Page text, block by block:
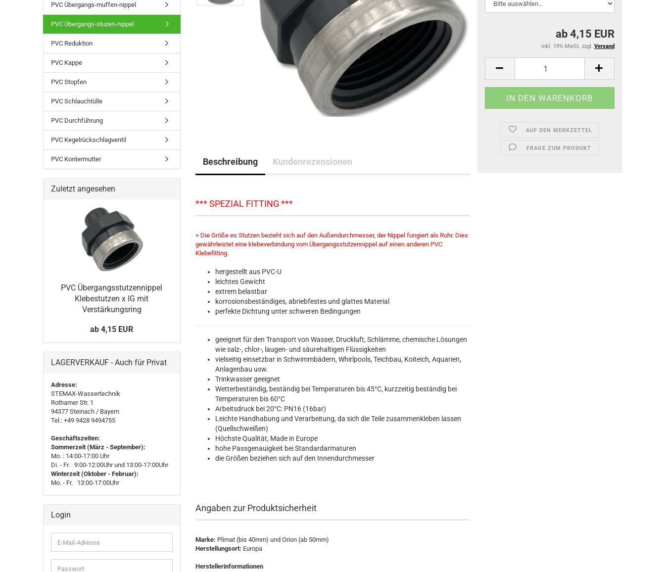
ab 4,15 EUR
inkl. 19% MwSt. zzgl. Versand
AUF DEN MERKZETTEL
FRAGE ZUM PRODUKT
Beschreibung Kundenrezensionen
*** SPEZIAL FITTING ***
> Die Größe es Stutzen bezieht sich auf den Außendurchmesser, der Nippel fungiert als Rohr. Dies
gewährleistet eine klebeverbindung vom Übergangsstutzennippel auf einen anderen PVC
Klebefitting.
hergestellt aus PVC-U
leichtes Gewicht
extrem belastbar
korrosionsbeständiges, abriebfestes und glattes Material
perfekte Dichtung unter schweren Bedingungen
geeignet für den Transport von Wasser, Druckluft, Schlämme, chemische Lösungen
wie salz-, chlor-, laugen- und säurehaltigen Flüssigkeiten
vielseitig einsetzbar in Schwimmbädern, Whirlpools, Teichbau, Koiteich, Aquarien,
Anlagenbau usw.
Trinkwasser geeignet
Wetterbeständig, beständig bei Temperaturen bis 45°C, kurzzeitig beständig bei
Temperaturen bis 60°C
Arbeitsdruck bei 20°C: PN16 (16bar)
Leichte Handhabung und Verarbeitung, da sich die Teile zusammenkleben lassen
(Quellschweißen)
Höchste Qualität, Made in Europe
hohe Passgenauigkeit bei Standardarmaturen
die Größen beziehen sich auf den Innendurchmesser
Angaben zur Produktsicherheit
Marke: Plimat (bis 40mm) und Orion (ab 50mm)
Herstellungsort: Europa
Herstellerinformationen
PVC Übergangs-muffen-nippel
PVC Übergangs-stuzen-nippel
PVC Reduktion
PVC Kappe
PVC Stopfen
PVC Schlauchtülle
PVC Durchführung
PVC Kegelrückschlagventil
PVC Kontermutter
Zuletzt angesehen
PVC Übergangsstutzennippel
Klebestutzen x IG mit
Verstärkungsring
ab 4,15 EUR
LAGERVERKAUF - Auch für Privat
Adresse:
STEMAX-Wassertechnik
Rothamer Str. 1
94377 Steinach / Bayern
Tel.: +49 9428 9494755
Geschäftszeiten:
Sommerzeit (März - September):
Mo. : 14:00-17:00 Uhr
Di. - Fr. 9:00-12:00Uhr und 13:00-17:00Uhr
Winterzeit (Oktober - Februar):
Mo. - Fr. 13:00-17:00Uhr
Login
E-
Mail-
Adresse
Passwort